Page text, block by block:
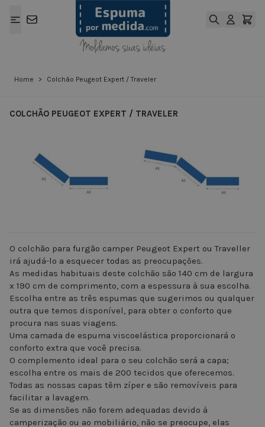
Home > Colchão Peugeot Expert / Traveler
COLCHÃO PEUGEOT EXPERT / TRAVELER
O colchão para furgão camper Peugeot Expert ou Traveller
irá ajudá-lo a esquecer todas as preocupações.
As medidas habituais deste colchão são 140 cm de largura
x 190 cm de comprimento, com a espessura à sua escolha.
Escolha entre as três espumas que sugerimos ou qualquer
outra que temos disponível, para obter o conforto que
procura nas suas viagens.
Uma camada de espuma viscoelástica proporcionará o
conforto extra que você precisa.
O complemento ideal para o seu colchão será a capa;
escolha entre os mais de 200 tecidos que oferecemos.
Todas as nossas capas têm zíper e são removíveis para
facilitar a lavagem.
Se as dimensões não forem adequadas devido à
camperização ou ao mobiliário, não se preocupe, elas